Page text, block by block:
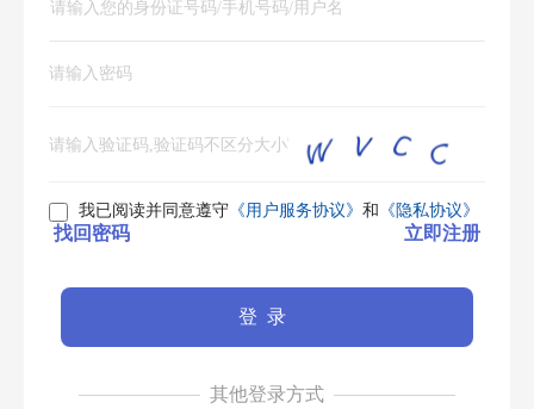
我已阅读并同意遵守《用户服务协议》 和 《隐私协议》
找回密码 立即注册
登录
其他登录方式